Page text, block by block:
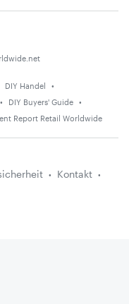
DIY Handel
DIY Buyers' Guide
Report Retail Worldwide
Kontakt